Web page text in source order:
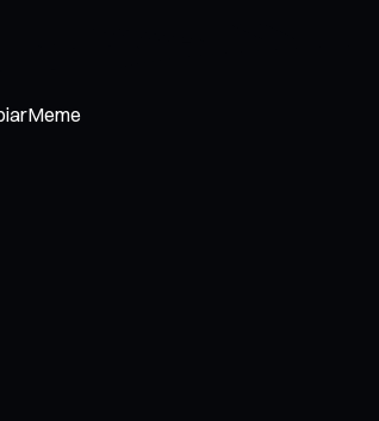
Meme